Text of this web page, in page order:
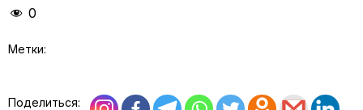
0
Метки:
Поделиться: